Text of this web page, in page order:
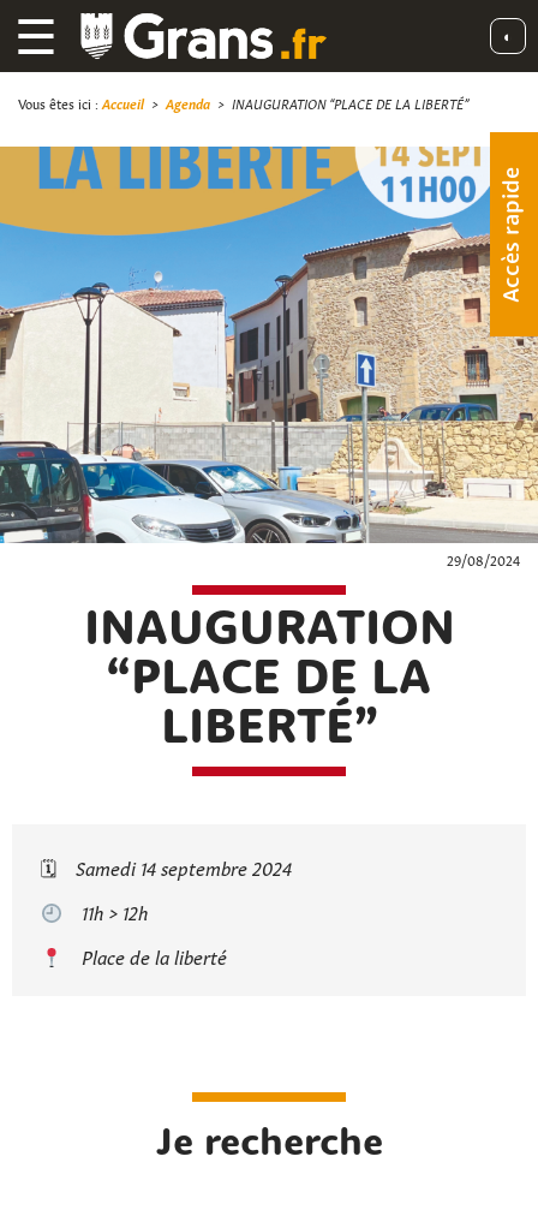
☰ ◐
Accès rapide
Vous êtes ici : Accueil> Agenda > INAUGURATION “PLACE DE LA LIBERTÉ”
29/08/2024
INAUGURATION
“PLACE DE LA
LIBERTÉ”
🗓
Samedi 14 septembre 2024
11h > 12h
Place de la liberté
Je recherche